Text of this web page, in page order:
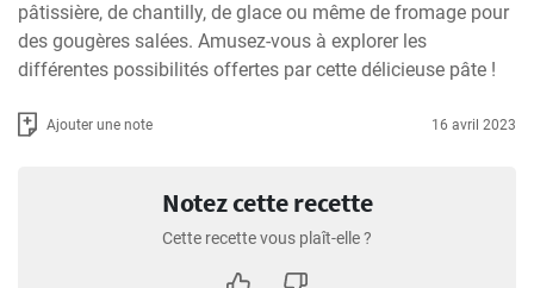
pâtissière, de chantilly, de glace ou même de fromage pour
des gougères salées. Amusez-vous à explorer les
différentes possibilités offertes par cette délicieuse pâte !
Ajouter une note 16 avril 2023
Notez cette recette
Cette recette vous plaît-elle ?